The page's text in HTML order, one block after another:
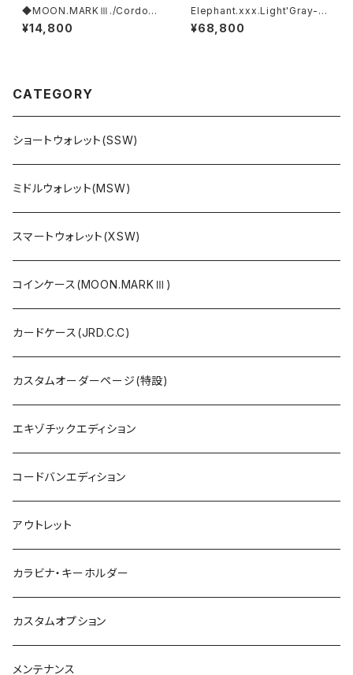
◆MOON.MARKⅢ./Cordova
n. Coin Case.xxx.Navy.Blu
e.Edition
¥14,800
Elephant.xxx.Light'Gray-W
hite.Edition// JACK.RIDE.S
SW
¥68,800
CATEGORY
ショートウォレット(SSW)
ミドルウォレット(MSW)
スマートウォレット(XSW)
コインケース(MOON.MARKⅢ)
カードケース(JRD.C.C)
カスタムオーダーページ(特設)
エキゾチックエディション
コードバンエディション
アウトレット
カラビナ・キーホルダー
カスタムオプション
メンテナンス